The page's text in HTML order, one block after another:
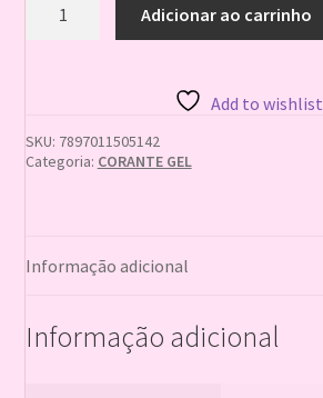
Mix
quantidade
Adicionar ao carrinho
Add to wishlist
SKU: 7897011505142
Categoria: CORANTE GEL
Informação adicional
Informação adicional